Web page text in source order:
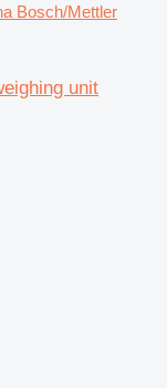
Bosch/Mettler
unit